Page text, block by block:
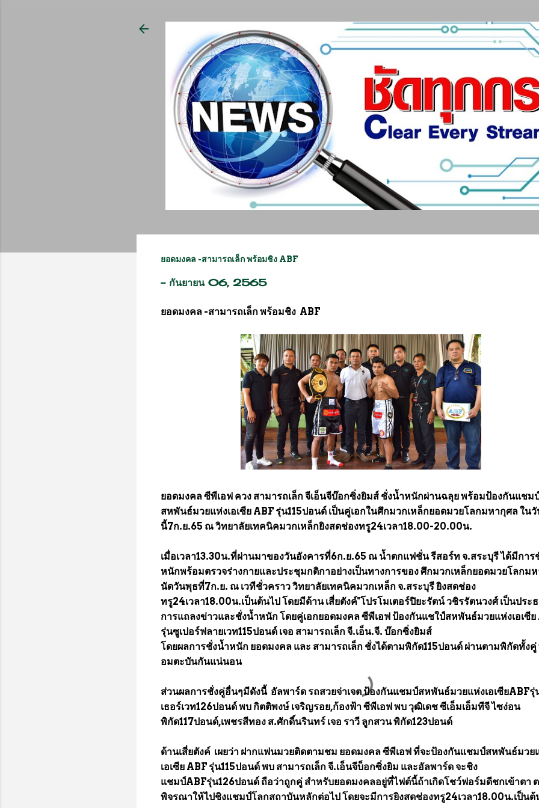
ยอดมงคล -สามารถเล็ก พร้อมชิง ABF
- กันยายน 06, 2565
ยอดมงคล -สามารถเล็ก พร้อมชิง ABF
ยอดมงคล ซีพีเอฟ ควง สามารถเล็ก จีเอ็นจีบ๊อกซิ่งยิมส์ ชั่งน้ำหนักผ่านฉลุย พร้อมป้องกันแชม
สหพันธ์มวยแห่งเอเซีย ABF รุ่น115ปอนด์ เป็นคู่เอกในศึกมวกเหล็กยอดมวยโลกมหากุศล ใน
นี้7ก.ย.65 ณ วิทยาลัยเทคนิคมวกเหล็กยิงสดช่องทรู24เวลา18.00-20.00น.
เมื่อเวลา13.30น.ที่ผ่านมาของวันอังคารที่6ก.ย.65 ณ น้ำตกแฟชั่น รีสอร์ท จ.สระบุรี ได้มีการ
หนักพร้อมตรวจร่างกายและประชุมกติกาอย่างเป็นทางการของ ศึกมวกเหล็กยอดมวยโลกม
นัดวันพุธที่7ก.ย. ณ เวทีชั่วคราว วิทยาลัยเทคนิคมวกเหล็ก จ.สระบุรี ยิงสดช่อง
ทรู24เวลา18.00น.เป็นต้นไป โดยมีด้าน เสี่ยตังค์"โปรโมเตอร์ปิยะรัตน์ วชิรรัตนวงศ์ เป็นประ
การแถลงข่าวและชั่งน้ำหนัก โดยคู่เอกยอดมงคล ซีพีเอฟ ป้องกันแชใป์สหพันธ์มวยแห่งเอเซีย
รุ่นซูเปอร์ฟลายเวท115ปอนด์ เจอ สามารถเล็ก จี.เอ็น.จี. บ๊อกซิ่งยิมส์
โดยผลการชั่งน้ำหนัก ยอดมงคล และ สามารถเล็ก ชั่งได้ตามพิกัด115ปอนด์ ผ่านตามพิกัดทั้งคู่
อมตะบันกันแน่นอน
ส่วนผลการชั่งคู่อื่นๆมีดังนี้ อัลพาร์ด รถสวยจ่าเจต ป้องกันแชมป์สหพันธ์มวยแห่งเอเซียABFรุ่
เธอร์เวท126ปอนด์ พบ กิตติพงษ์ เจริญรอย,ก้องฟ้า ซีพีเอฟ พบ วุฒิเดช ซีเอ็มเอ็มทีจี ไซง่อน
พิกัด117ปอนด์,เพชรสีทอง ส.ศักดิ์นรินทร์ เจอ ราวี ลูกสวน พิกัด123ปอนด์
ด้านเสี่ยตังค์ เผยว่า ฝากแฟนมวยติดตามชม ยอดมงคล ซีพีเอฟ ที่จะป้องกันแชมป์สหพันธ์มวย
เอเซีย ABF รุ่น115ปอนด์ พบ สามารถเล็ก จี.เอ็นจีบ็อกซิ่งยิม และอัลพาร์ด จะชิง
แชมป์ABFรุ่น126ปอนด์ ถือว่าถูกคู่ สำหรับยอดมงคลอยู่ที่ไฟต์นี้ถ้าเกิดโชว์ฟอร์มดีชกเข้าตา
พิจรณาให้ไปชิงแชมป์โลกสถาบันหลักต่อไป โดยจะมีการยิงสดช่องทรู24เวลา18.00น.เป็นต้